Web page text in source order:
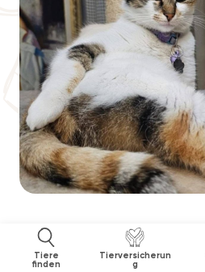
Tiere
finden
Tierversicherun
g